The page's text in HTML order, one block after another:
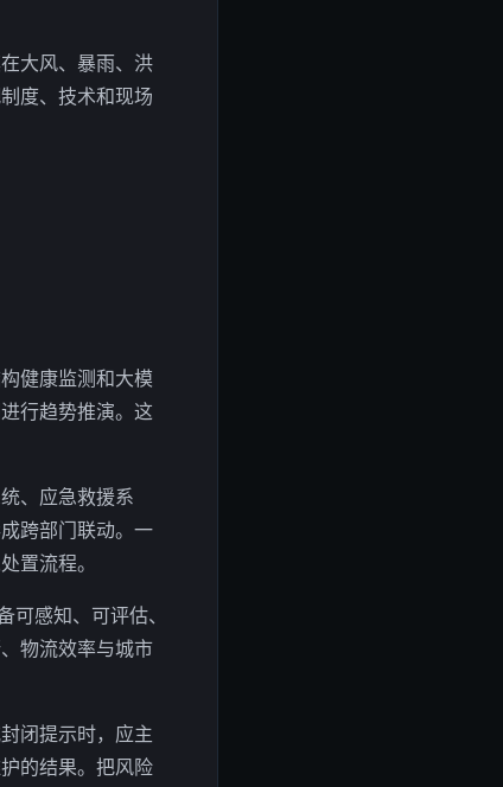
大风、暴雨、洪
度、技术和现场
健康监测和大模
行趋势推演。这
、应急救援系
跨部门联动。一
置流程。
感知、可评估、
物流效率与城市
闭提示时，应主
的结果。把风险